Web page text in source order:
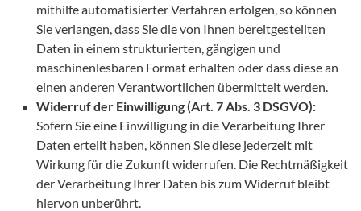
mithilfe automatisierter Verfahren erfolgen, so können
Sie verlangen, dass Sie die von Ihnen bereitgestellten
Daten in einem strukturierten, gängigen und
maschinenlesbaren Format erhalten oder dass diese an
einen anderen Verantwortlichen übermittelt werden.
Widerruf der Einwilligung (Art. 7 Abs. 3 DSGVO):
Sofern Sie eine Einwilligung in die Verarbeitung Ihrer
Daten erteilt haben, können Sie diese jederzeit mit
Wirkung für die Zukunft widerrufen. Die Rechtmäßigkeit
der Verarbeitung Ihrer Daten bis zum Widerruf bleibt
hiervon unberührt.